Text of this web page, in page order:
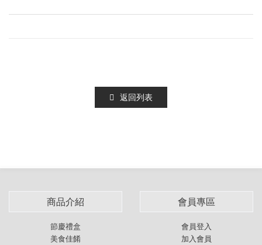
返回列表
商品介紹
節慶禮盒
美食佳餚
會員專區
會員登入
加入會員